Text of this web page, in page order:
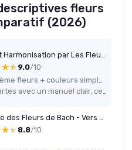
fleurs
(2026)
9.0/10
8.8/10